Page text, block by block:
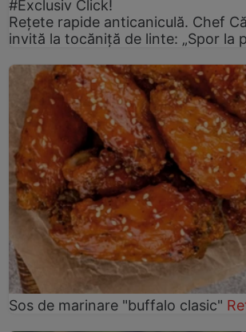
#Exclusiv Click!
Rețete rapide anticaniculă. Chef
invită la tocăniță de linte: „Spor la
Sos de marinare "buffalo clasic"